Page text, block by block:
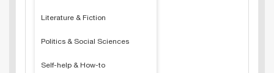
Literature & Fiction
Politics & Social Sciences
Self-help & How-to